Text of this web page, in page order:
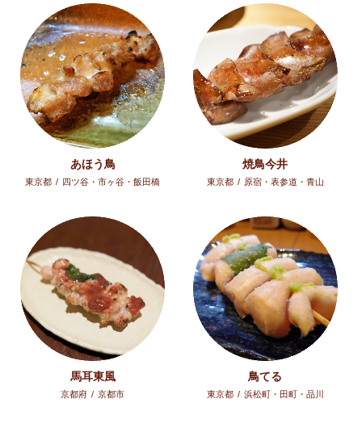
あほう鳥
東京都 / 四ツ谷・市ヶ谷・飯田橋
焼鳥今井
東京都 / 原宿・表参道・青山
馬耳東風
京都府 / 京都市
鳥てる
東京都 / 浜松町・田町・品川